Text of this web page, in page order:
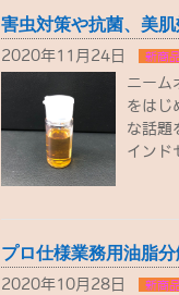
害虫対策や抗菌、美
2020年11月24日 新商
ニーム
をはじ
な話題
インド
プロ仕様業務用油脂
2020年10月28日 新商